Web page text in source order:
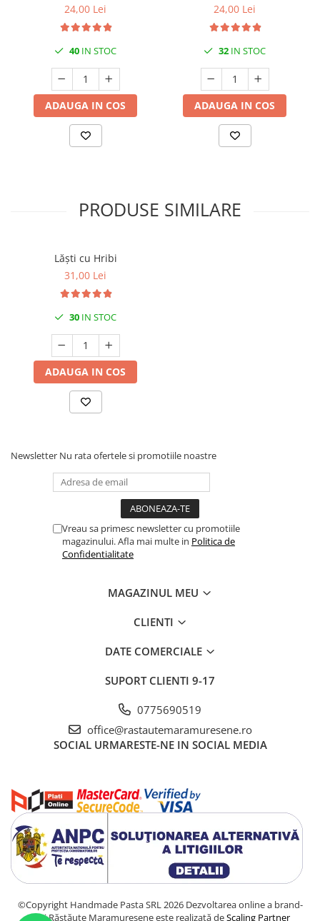
24,00 Lei
40 IN STOC
ADAUGA IN COS
24,00 Lei
32 IN STOC
ADAUGA IN COS
PRODUSE SIMILARE
Lăști cu Hribi
31,00 Lei
30 IN STOC
ADAUGA IN COS
Newsletter Nu rata ofertele si promotiile noastre
Vreau sa primesc newsletter cu promotiile
magazinului. Afla mai multe in Politica de
Confidentialitate
MAGAZINUL MEU
CLIENTI
DATE COMERCIALE
SUPORT CLIENTI 9-17
0775690519
office@rastautemaramuresene.ro
SOCIAL URMARESTE-NE IN SOCIAL MEDIA
©Copyright Handmade Pasta SRL 2026 Dezvoltarea online a brand-
ului Răstăuțe Maramureșene este realizată deScaling Partner